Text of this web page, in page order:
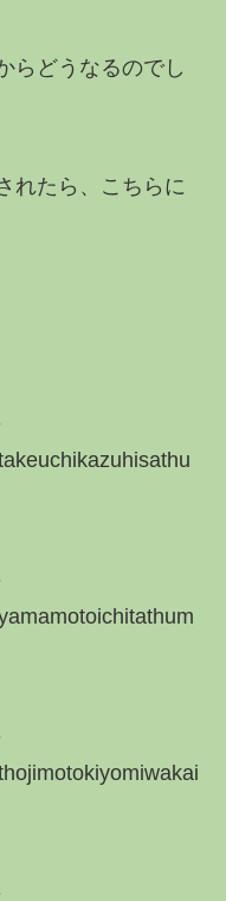
らどうなるのでし
れたら、こちらに